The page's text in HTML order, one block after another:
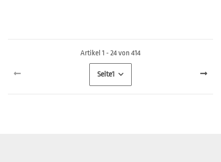
Artikel 1 - 24 von 414
Seite1